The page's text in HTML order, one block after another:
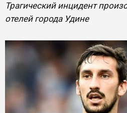
Трагический инцидент
отелей города Удине